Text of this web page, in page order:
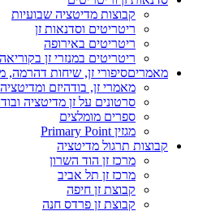
קבוצות מדיטציה שבועיות
ריטריטים וסדנאות זן
ריטריטים באירופה
ריטריטים במנזרי זן בקוריאה
מאמריםסיפורי זן, שיחות דהרמה,
מאמרי זן, בודהיזם ומדיטציה
סרטונים על זן מדיטציה
ספרים מומלצים
מגזין Primary Point
קבוצות תרגול מדיטציה
מרכז זן הוד השרון
מרכז זן תל אביב
קבוצת זן חיפה
קבוצת זן פרדס חנה